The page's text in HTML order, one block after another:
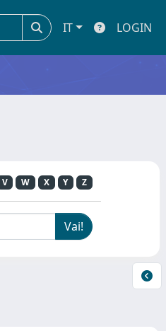
IT LOGIN
V W X Y Z